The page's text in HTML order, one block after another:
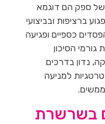
של ספק הם דוגמא
ברציפות ובביצועי
כספיים ופגיעה
הסיכון
נדון בדרכים
למניעה
בשרשרת